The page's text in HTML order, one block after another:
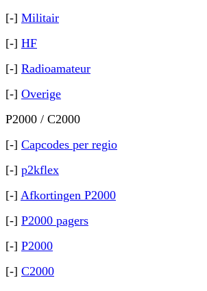
[-] Militair
[-] HF
[-] Radioamateur
[-] Overige
P2000 / C2000
[-] Capcodes per regio
[-] p2kflex
[-] Afkortingen P2000
[-] P2000 pagers
[-] P2000
[-] C2000